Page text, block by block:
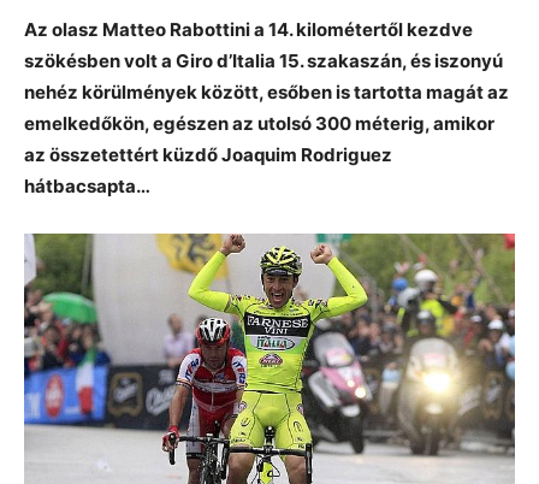
Az olasz Matteo Rabottini a 14. kilométertől kezdve
szökésben volt a Giro d’Italia 15. szakaszán, és iszonyú
nehéz körülmények között, esőben is tartotta magát az
emelkedőkön, egészen az utolsó 300 méterig, amikor
az összetettért küzdő Joaquim Rodriguez
hátbacsapta…